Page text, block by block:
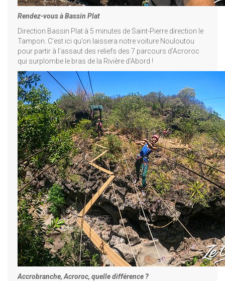
Rendez-vous à Bassin Plat
Direction Bassin Plat à 5 minutes de Saint-Pierre direction le
Tampon. C’est ici qu’on laissera notre voiture Nouloutou
pour partir à l’assaut des reliefs des 7 parcours d’Acroroc
qui surplombe le bras de la Rivière d’Abord !
Accrobranche, Acroroc, quelle différence ?